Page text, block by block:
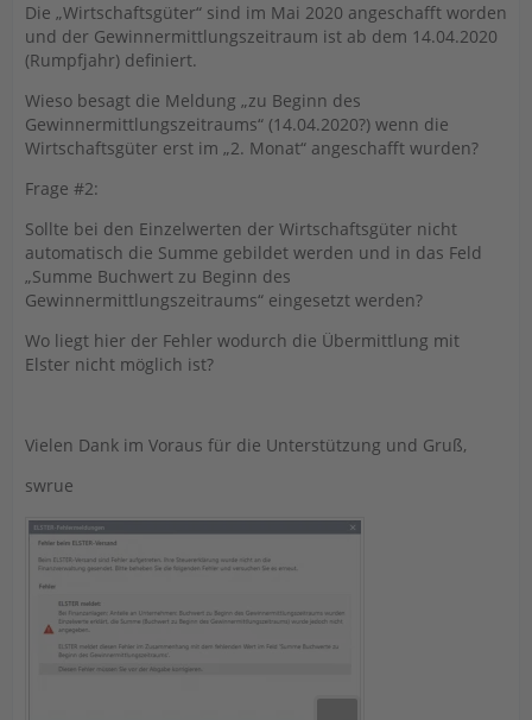
Die „Wirtschaftsgüter“ sind im Mai 2020 angeschafft worden
und der Gewinnermittlungszeitraum ist ab dem 14.04.2020
(Rumpfjahr) definiert.
Wieso besagt die Meldung „zu Beginn des
Gewinnermittlungszeitraums“ (14.04.2020?) wenn die
Wirtschaftsgüter erst im „2. Monat“ angeschafft wurden?
Frage #2:
Sollte bei den Einzelwerten der Wirtschaftsgüter nicht
automatisch die Summe gebildet werden und in das Feld
„Summe Buchwert zu Beginn des
Gewinnermittlungszeitraums“ eingesetzt werden?
Wo liegt hier der Fehler wodurch die Übermittlung mit
Elster nicht möglich ist?
Vielen Dank im Voraus für die Unterstützung und Gruß,
swrue